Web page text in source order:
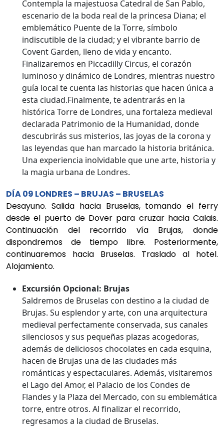
Contempla la majestuosa Catedral de San Pablo,
escenario de la boda real de la princesa Diana; el
emblemático Puente de la Torre, símbolo
indiscutible de la ciudad; y el vibrante barrio de
Covent Garden, lleno de vida y encanto.
Finalizaremos en Piccadilly Circus, el corazón
luminoso y dinámico de Londres, mientras nuestro
guía local te cuenta las historias que hacen única a
esta ciudad.Finalmente, te adentrarás en la
histórica Torre de Londres, una fortaleza medieval
declarada Patrimonio de la Humanidad, donde
descubrirás sus misterios, las joyas de la corona y
las leyendas que han marcado la historia británica.
Una experiencia inolvidable que une arte, historia y
la magia urbana de Londres.
DÍA 09 LONDRES – BRUJAS – BRUSELAS
Desayuno. Salida hacia Bruselas, tomando el ferry
desde el puerto de Dover para cruzar hacia Calais.
Continuación del recorrido vía Brujas, donde
dispondremos de tiempo libre. Posteriormente,
continuaremos hacia Bruselas. Traslado al hotel.
Alojamiento.
Excursión Opcional: Brujas
Saldremos de Bruselas con destino a la ciudad de
Brujas. Su esplendor y arte, con una arquitectura
medieval perfectamente conservada, sus canales
silenciosos y sus pequeñas plazas acogedoras,
además de deliciosos chocolates en cada esquina,
hacen de Brujas una de las ciudades más
románticas y espectaculares. Además, visitaremos
el Lago del Amor, el Palacio de los Condes de
Flandes y la Plaza del Mercado, con su emblemática
torre, entre otros. Al finalizar el recorrido,
regresamos a la ciudad de Bruselas.